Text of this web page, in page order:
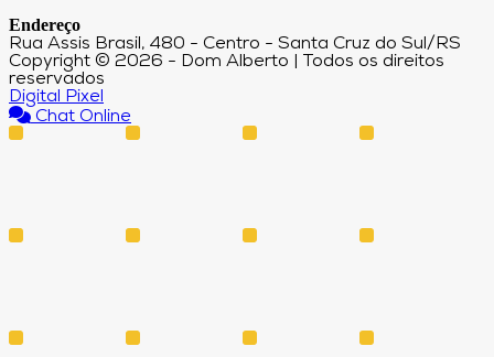
Endereço
Rua Assis Brasil, 480 - Centro - Santa Cruz do Sul/RS
Copyright © 2026 - Dom Alberto | Todos os direitos
reservados
Digital Pixel
Chat Online